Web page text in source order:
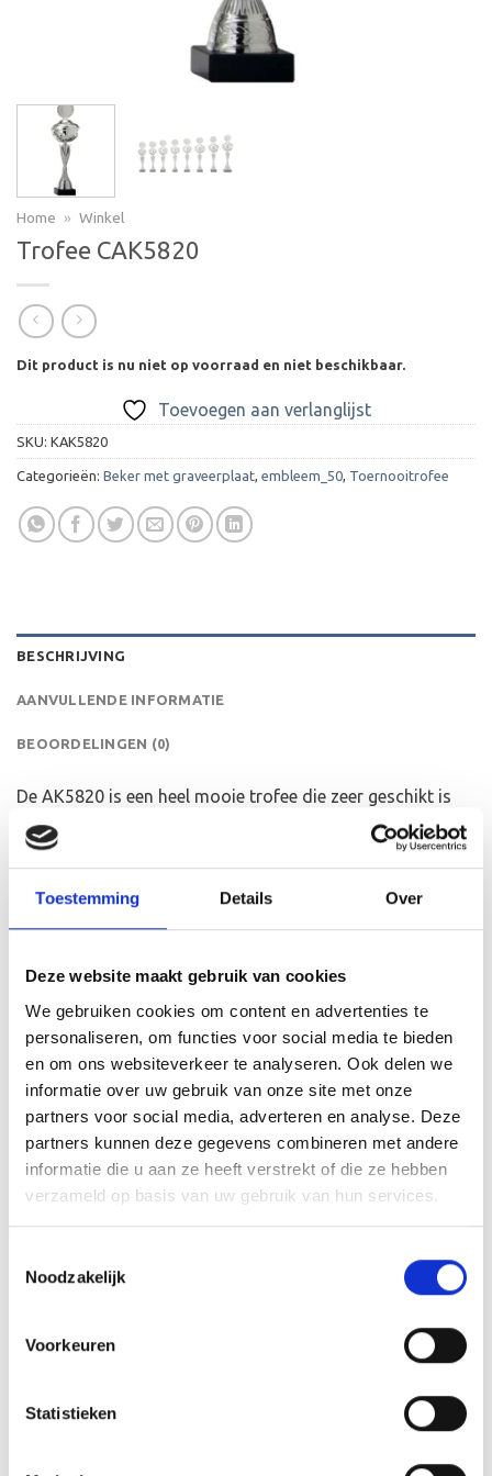
Toestemming Details Over
Deze website maakt gebruik van cookies
We gebruiken cookies om content en advertenties te
personaliseren, om functies voor social media te bieden
en om ons websiteverkeer te analyseren. Ook delen we
informatie over uw gebruik van onze site met onze
partners voor social media, adverteren en analyse. Deze
partners kunnen deze gegevens combineren met andere
informatie die u aan ze heeft verstrekt of die ze hebben
verzameld op basis van uw gebruik van hun services.
Noodzakelijk
Voorkeuren
Statistieken
Home » Winkel
Trofee CAK5820
Dit product is nu niet op voorraad en niet beschikbaar.
Toevoegen aan verlanglijst
SKU: KAK5820
Categorieën: Beker met graveerplaat, embleem_50, Toernooitrofee
BESCHRIJVING
AANVULLENDE INFORMATIE
BEOORDELINGEN (0)
De AK5820 is een heel mooie trofee die zeer geschikt is
voor ieder (sport)toernooi, businessevenement of als een
leuk cadeau om uit te reiken. We kunnen de beker
aan te brengen. We graveren de tekst gecentreerd op een
aluminium plaatje.Op de beker zelf kunnen we een door
tweehonderd standaard afbeeldingen zijn, maar ook een
eigen logo of afbeelding. Deze kun je uploaden via het
menu
GERELATEERDE PRODUCTEN
Aanbieding!
Beeld FG914 (12 cm) OP=OP
Aanbieding!
Toevoegen
aan
Z0168 14 cm OP=OP